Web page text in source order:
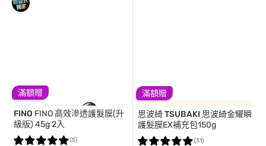
滿額贈
FINO FINO 高效滲透護髮膜(升
級版) 45g 2入
(5)
滿額贈
思波綺 TSUBAKI 思波綺金耀瞬
護髮膜EX補充包150g
(31)